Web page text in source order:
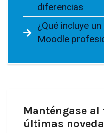
diferencias
¿Qué incluye
Moodle
Manténgase
últimas